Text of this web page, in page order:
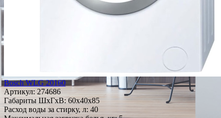
Bosch WLG 20160
Артикул: 274686
Габариты ШxГxВ: 60x40x85
Расход воды за стирку, л: 40